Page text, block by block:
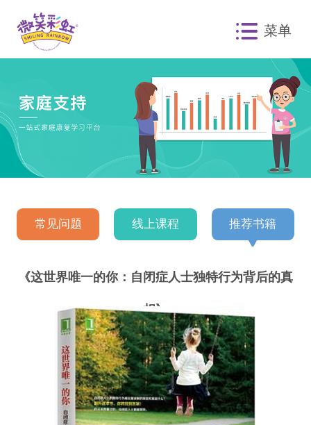
菜单
常见问题 线上课程 推荐书籍
《这世界唯一的你：自闭症人士独特行为背后的真
相》